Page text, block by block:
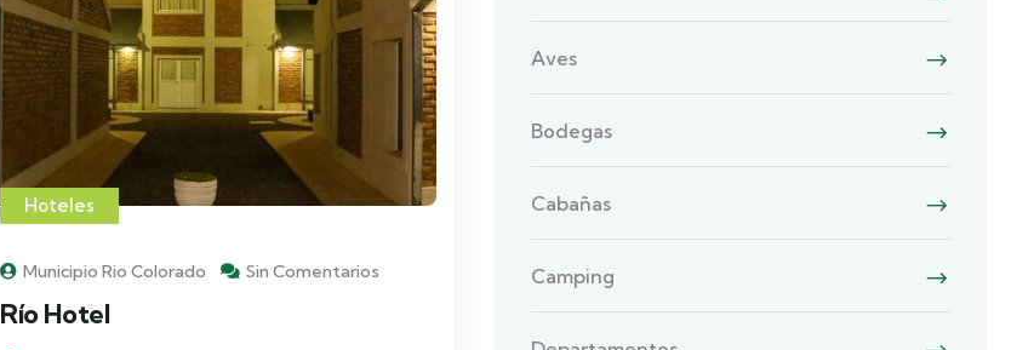
Hoteles
Municipio Rio Colorado Sin Comentarios
Río Hotel
Aves
Bodegas
Cabañas
Camping